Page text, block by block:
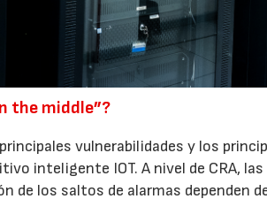
the middle”?
vulnerabilidades y los
inteligente IOT. A nivel de CRA,
de los saltos de alarmas dependen